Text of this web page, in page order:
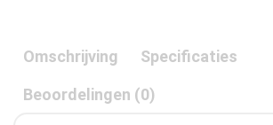
Omschrijving Specificaties
Beoordelingen (0)